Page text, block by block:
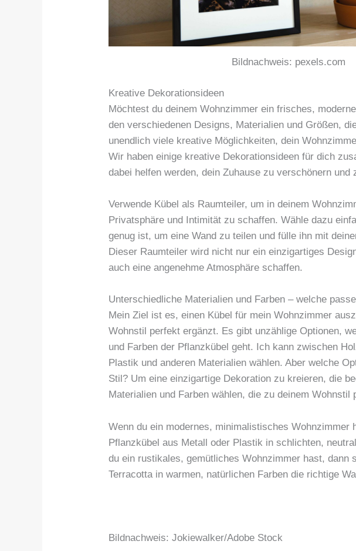
Bildnachweis: pexels.com
Kreative Dekorationsideen
Möchtest du deinem Wohnzimmer ein frisches,
den verschiedenen Designs, Materialien und Größen,
unendlich viele kreative Möglichkeiten, dein
Wir haben einige kreative Dekorationsideen für dich
dabei helfen werden, dein Zuhause zu verschönern und
Verwende Kübel als Raumteiler, um in deinem
Privatsphäre und Intimität zu schaffen. Wähle dazu
genug ist, um eine Wand zu teilen und fülle ihn mit
Dieser Raumteiler wird nicht nur ein einzigartiges
auch eine angenehme Atmosphäre schaffen.
Unterschiedliche Materialien und Farben – welche
Mein Ziel ist es, einen Kübel für mein Wohnzimmer
Wohnstil perfekt ergänzt. Es gibt unzählige Optionen,
und Farben der Pflanzkübel geht. Ich kann zwischen
Plastik und anderen Materialien wählen. Aber welche
Stil? Um eine einzigartige Dekoration zu kreieren, die
Materialien und Farben wählen, die zu deinem Wohnstil
Wenn du ein modernes, minimalistisches Wohnzimmer
Pflanzkübel aus Metall oder Plastik in schlichten,
du ein rustikales, gemütliches Wohnzimmer hast, dann
Terracotta in warmen, natürlichen Farben die richtige
Bildnachweis: Jokiewalker/Adobe Stock